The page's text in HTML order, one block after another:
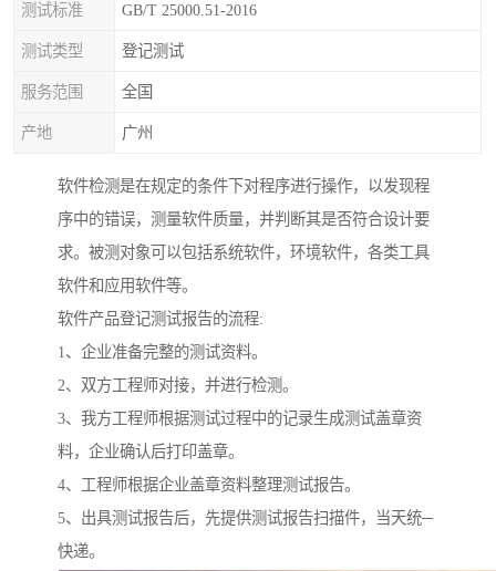
测试标准 GB/T 25000.51-2016
测试类型 登记测试
服务范围 全国
产地 广州
软件检测是在规定的条件下对程序进行操作，以发现程
序中的错误，测量软件质量，并判断其是否符合设计要
求。被测对象可以包括系统软件，环境软件，各类工具
软件和应用软件等。
软件产品登记测试报告的流程:
1、企业准备完整的测试资料。
2、双方工程师对接，并进行检测。
3、我方工程师根据测试过程中的记录生成测试盖章资
料，企业确认后打印盖章。
4、工程师根据企业盖章资料整理测试报告。
5、出具测试报告后，先提供测试报告扫描件，当天统─
快递。